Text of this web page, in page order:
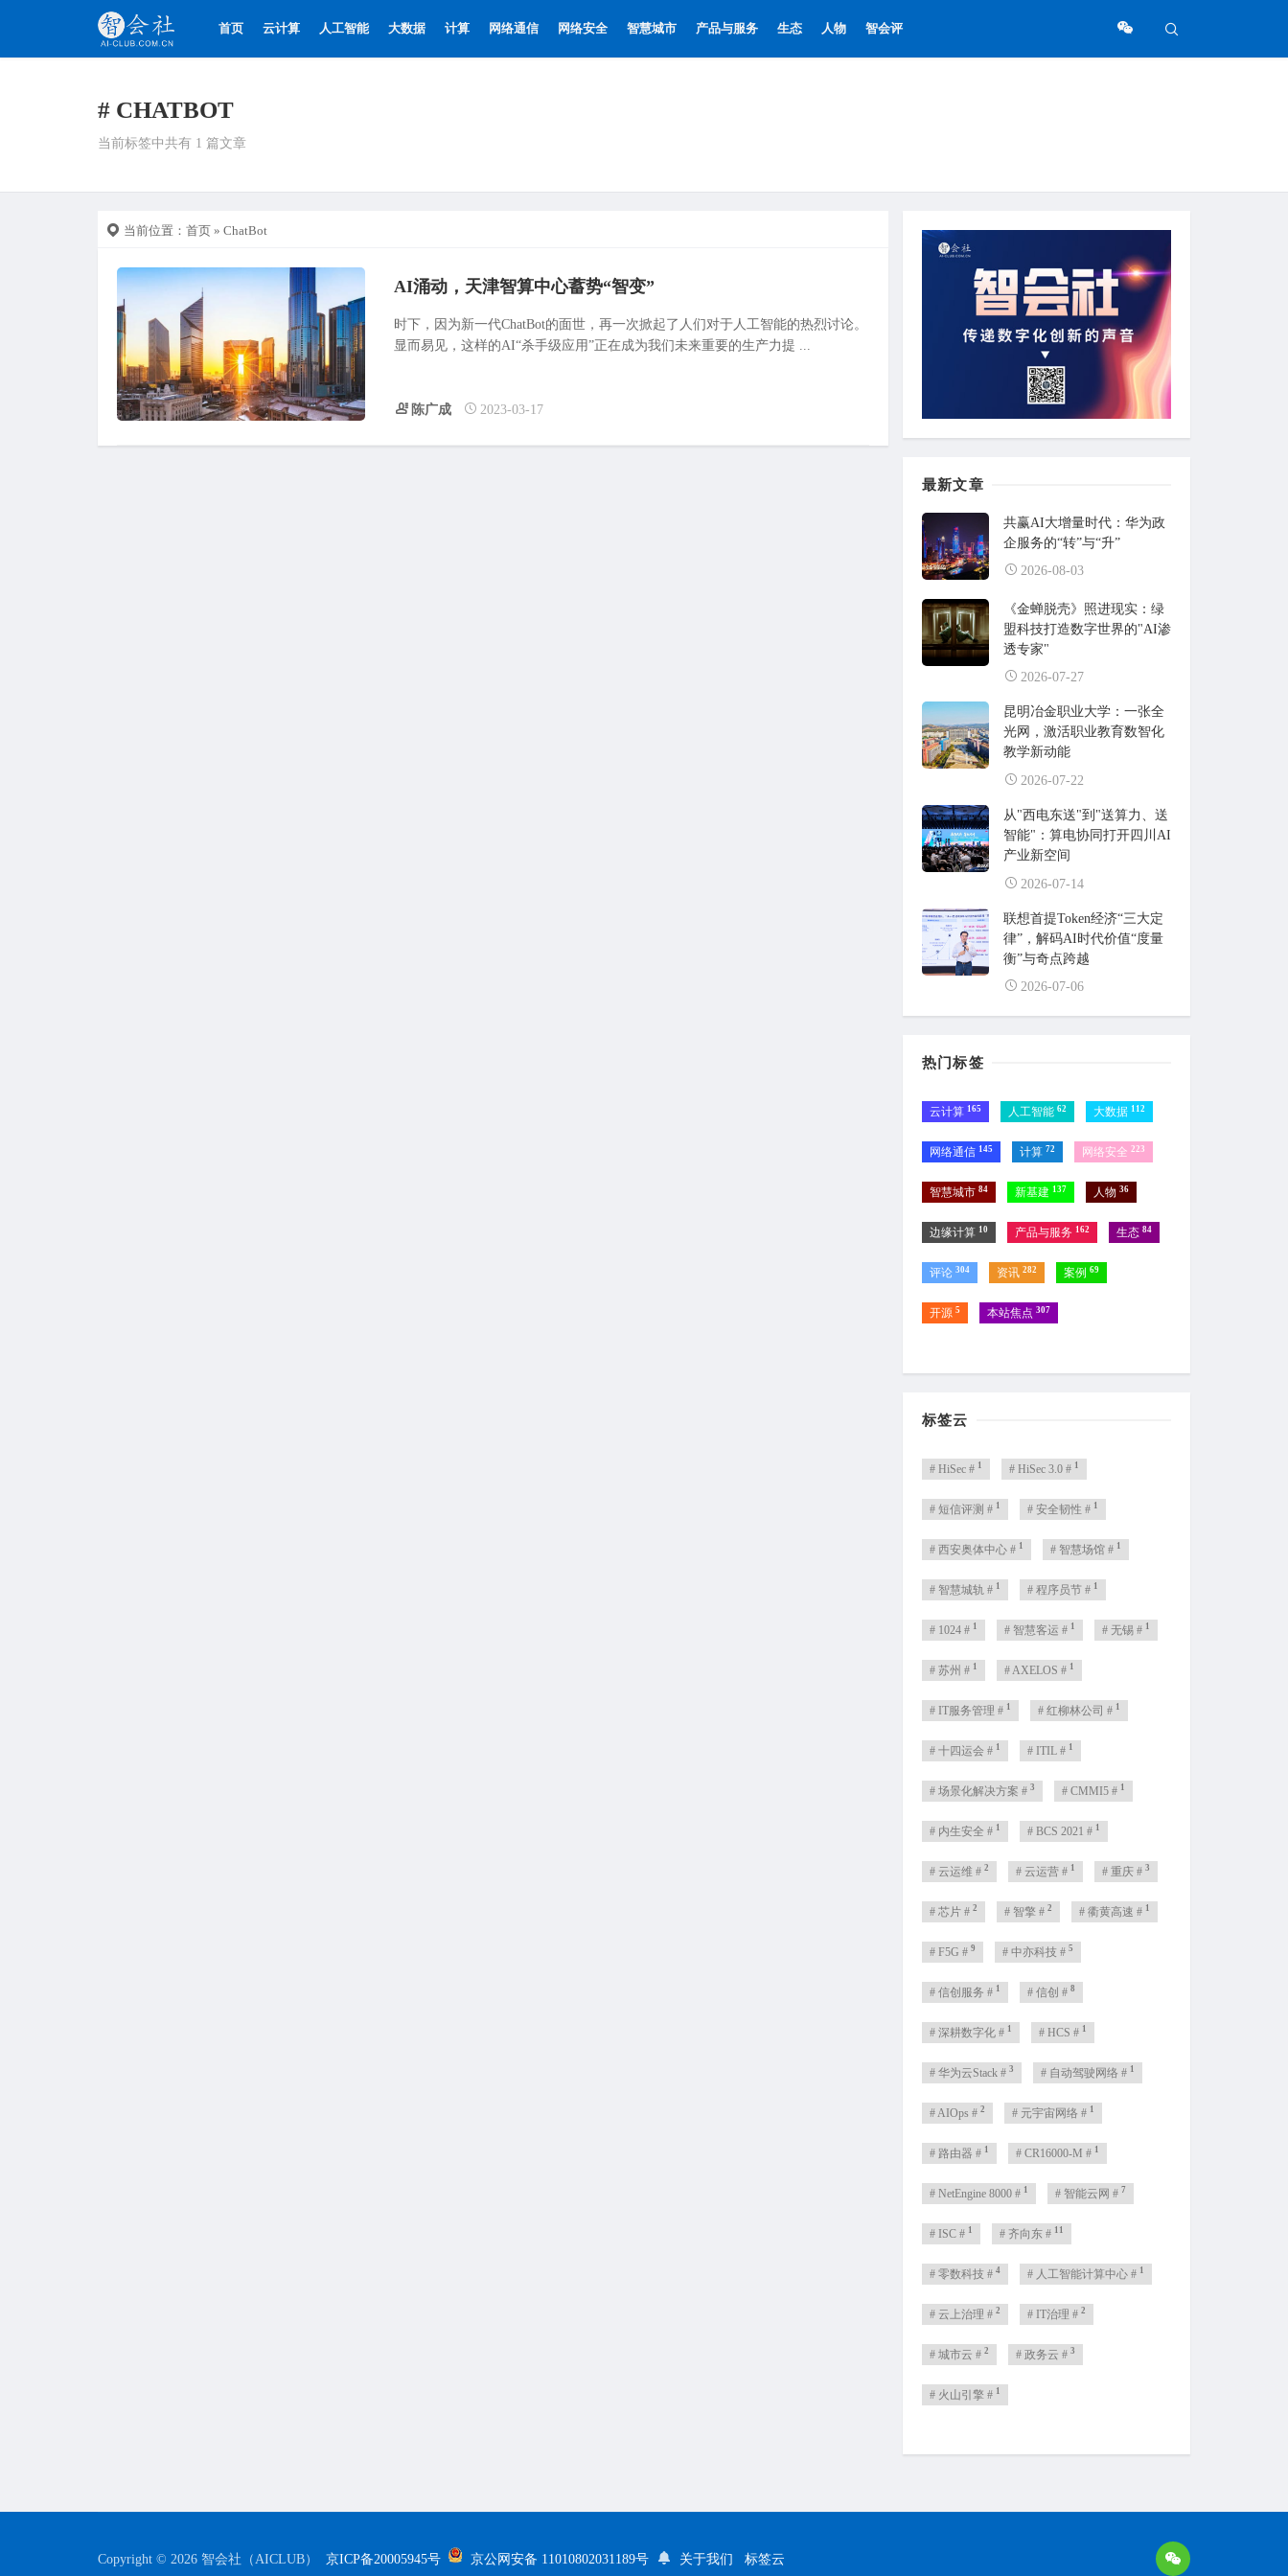
首页 云计算 人工智能 大数据 计算 网络通信 网络安全 智慧城市 产品与服务 生态 人物 智会评
# CHATBOT
当前标签中共有 1 篇文章
当前位置： 首页 » ChatBot
AI涌动，天津智算中心蓄势“智变”
时下，因为新一代ChatBot的面世，再一次掀起了人们对于人工智能的热烈讨论。
显而易见，这样的AI“杀手级应用”正在成为我们未来重要的生产力提 ...
陈广成 2023-03-17
最新文章
共赢AI大增量时代：华为政
企服务的“转”与“升”
2026-08-03
《金蝉脱壳》照进现实：绿
盟科技打造数字世界的"AI渗
透专家"
2026-07-27
昆明冶金职业大学：一张全
光网，激活职业教育数智化
教学新动能
2026-07-22
从"西电东送"到"送算力、送
智能"：算电协同打开四川AI
产业新空间
2026-07-14
联想首提Token经济“三大定
律”，解码AI时代价值“度量
衡”与奇点跨越
2026-07-06
热门标签
云计算 165 人工智能 62 大数据 112
网络通信 145 计算 72 网络安全 223
智慧城市 84 新基建 137 人物 36
边缘计算 10 产品与服务 162 生态 84
评论 304 资讯 282 案例 69
开源 5 本站焦点 307
标签云
# HiSec # 1 # HiSec 3.0 # 1
# 短信评测 # 1 # 安全韧性 # 1
# 西安奥体中心 # 1 # 智慧场馆 # 1
# 智慧城轨 # 1 # 程序员节 # 1
# 1024 # 1 # 智慧客运 # 1 # 无锡 # 1
# 苏州 # 1 # AXELOS # 1
# IT服务管理 # 1 # 红柳林公司 # 1
# 十四运会 # 1 # ITIL # 1
# 场景化解决方案 # 3 # CMMI5 # 1
# 内生安全 # 1 # BCS 2021 # 1
# 云运维 # 2 # 云运营 # 1 # 重庆 # 3
# 芯片 # 2 # 智擎 # 2 # 衢黄高速 # 1
# F5G # 9 # 中亦科技 # 5
# 信创服务 # 1 # 信创 # 8
# 深耕数字化 # 1 # HCS # 1
# 华为云Stack # 3 # 自动驾驶网络 # 1
# AIOps # 2 # 元宇宙网络 # 1
# 路由器 # 1 # CR16000-M # 1
# NetEngine 8000 # 1 # 智能云网 # 7
# ISC # 1 # 齐向东 # 11
# 零数科技 # 4 # 人工智能计算中心 # 1
# 云上治理 # 2 # IT治理 # 2
# 城市云 # 2 # 政务云 # 3
# 火山引擎 # 1
Copyright © 2026 智会社（AICLUB） 京ICP备20005945号 京公网安备 11010802031189号 关于我们 标签云